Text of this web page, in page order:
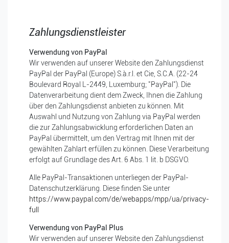
Zahlungsdienstleister
Verwendung von PayPal
Wir verwenden auf unserer Website den Zahlungsdienst
PayPal der PayPal (Europe) S.à.r.l. et Cie, S.C.A. (22-24
Boulevard Royal L-2449, Luxemburg; "PayPal"). Die
Datenverarbeitung dient dem Zweck, Ihnen die Zahlung
über den Zahlungsdienst anbieten zu können. Mit
Auswahl und Nutzung von Zahlung via PayPal werden
die zur Zahlungsabwicklung erforderlichen Daten an
PayPal übermittelt, um den Vertrag mit Ihnen mit der
gewählten Zahlart erfüllen zu können. Diese Verarbeitung
erfolgt auf Grundlage des Art. 6 Abs. 1 lit. b DSGVO.
Alle PayPal-Transaktionen unterliegen der PayPal-
Datenschutzerklärung. Diese finden Sie unter
https://www.paypal.com/de/webapps/mpp/ua/privacy-
full
Verwendung von PayPal Plus
Wir verwenden auf unserer Website den Zahlungsdienst